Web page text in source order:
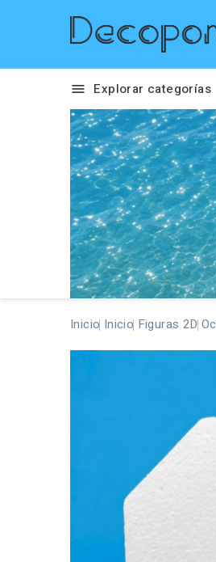
 Explorar categorías
Inicio Inicio Figuras 2D